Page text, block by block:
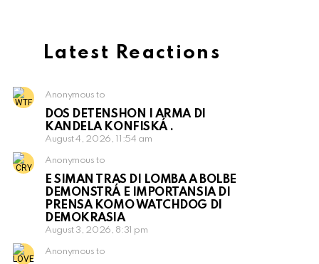
Latest Reactions
Anonymous to
DOS DETENSHON I ARMA DI
KANDELA KONFISKÁ .
August 4, 2026, 11:54 am
Anonymous to
E SIMAN TRAS DI LOMBA A BOLBE
DEMONSTRÁ E IMPORTANSIA DI
PRENSA KOMO WATCHDOG DI
DEMOKRASIA
August 3, 2026, 8:31 pm
Anonymous to